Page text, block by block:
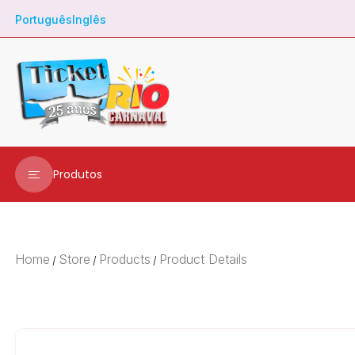
PortuguêsInglês
Produtos
Transfer
Home / Store / Products / Product Details